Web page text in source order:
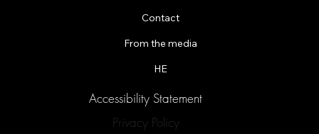
Contact
From the media
HE
Accessibility Statement
Privacy Policy